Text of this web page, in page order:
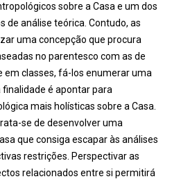
sobre a Casa e um dos
de análise teórica. Contudo, as
uma concepção que procura
no parentesco com as de
classes, fá-los enumerar uma
finalidade é apontar para
mais holísticas sobre a Casa.
se de desenvolver uma
que consiga escapar às análises
restrições. Perspectivar as
relacionados entre si permitirá